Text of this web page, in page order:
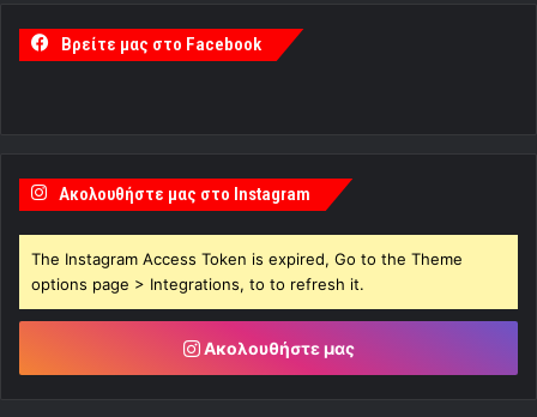
Βρείτε μας στο Facebook
Ακολουθήστε μας στο Instagram
The Instagram Access Token is expired, Go to the Theme
options page > Integrations, to to refresh it.
Ακολουθήστε μας